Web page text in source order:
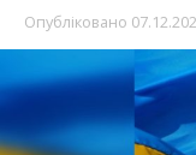
Опубліковано